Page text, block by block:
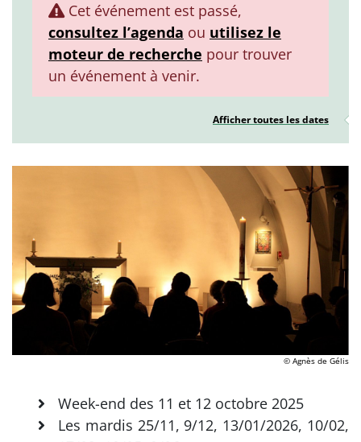
Cet événement est passé,
consultez l’agenda ou utilisez le
moteur de recherche pour trouver
un événement à venir.
Afficher toutes les dates
© Agnès de Gélis
Week-end des 11 et 12 octobre 2025
Les mardis 25/11, 9/12, 13/01/2026, 10/02,